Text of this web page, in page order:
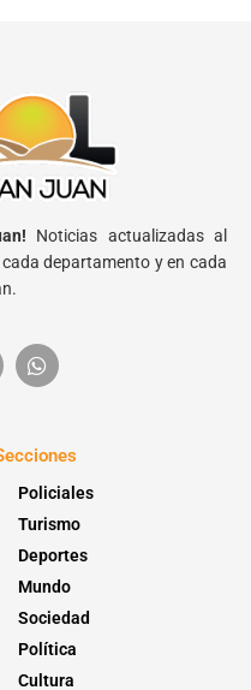
Noticias actualizadas al
departamento y en cada
Policiales
Turismo
Deportes
Mundo
Sociedad
Política
Cultura